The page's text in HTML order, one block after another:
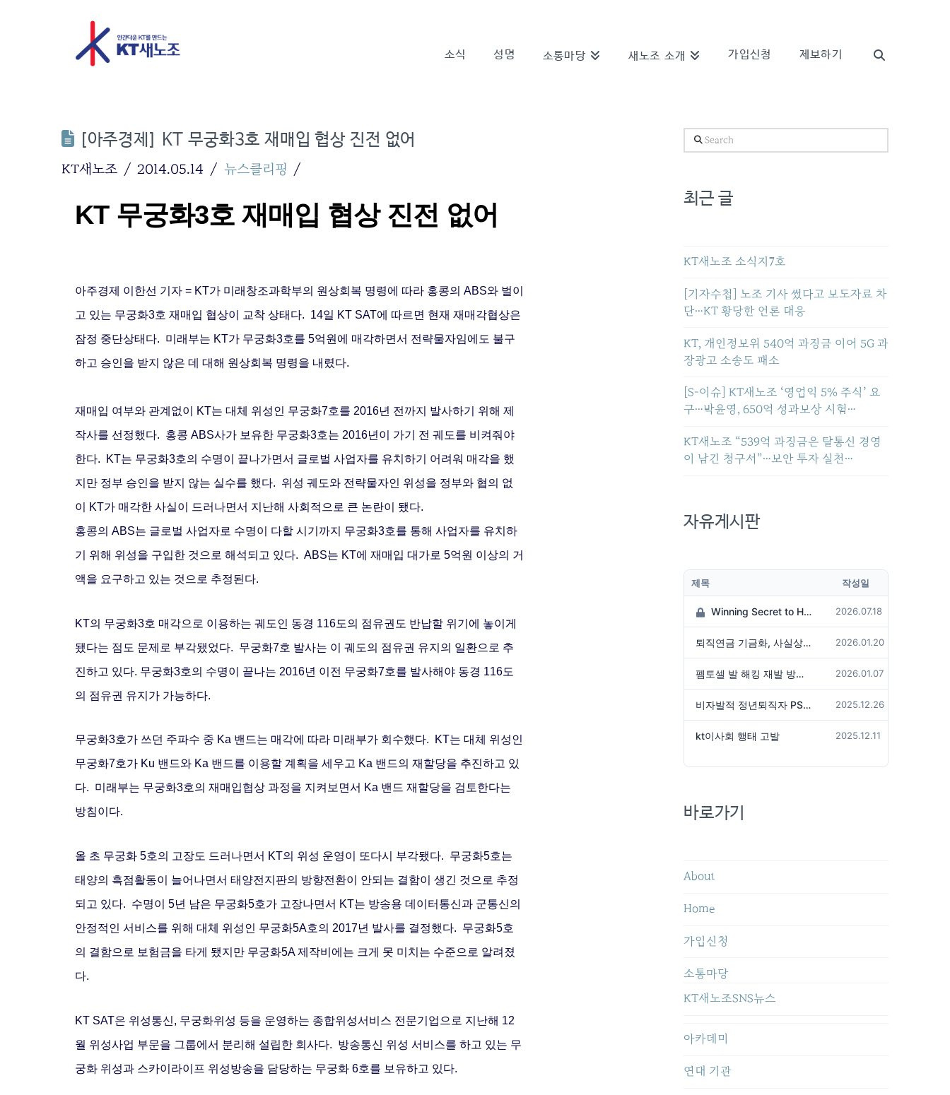
소식 성명 소통마당 새노조 소개 가입신청 제보하기
[아주경제] KT 무궁화3호 재매입 협상 진전 없어
KT새노조 2014.05.14 뉴스클리핑
KT 무궁화3호 재매입 협상 진전 없어
아주경제 이한선 기자 = KT가 미래창조과학부의 원상회복 명령에 따라 홍콩의 ABS와 벌이
고 있는 무궁화3호 재매입 협상이 교착 상태다. 14일 KT SAT에 따르면 현재 재매각협상은
잠정 중단상태다. 미래부는 KT가 무궁화3호를 5억원에 매각하면서 전략물자임에도 불구
하고 승인을 받지 않은 데 대해 원상회복 명령을 내렸다.
재매입 여부와 관계없이 KT는 대체 위성인 무궁화7호를 2016년 전까지 발사하기 위해 제
작사를 선정했다. 홍콩 ABS사가 보유한 무궁화3호는 2016년이 가기 전 궤도를 비켜줘야
한다.
KT는 무궁화3호의 수명이 끝나가면서 글로벌 사업자를 유치하기 어려워 매각을 했
지만 정부 승인을 받지 않는 실수를 했다. 위성 궤도와 전략물자인 위성을 정부와 협의 없
이 KT가 매각한 사실이 드러나면서 지난해 사회적으로 큰 논란이 됐다.
홍콩의 ABS는 글로벌 사업자로 수명이 다할 시기까지 무궁화3호를 통해 사업자를 유치하
기 위해 위성을 구입한 것으로 해석되고 있다. ABS는 KT에 재매입 대가로 5억원 이상의 거
액을 요구하고 있는 것으로 추정된다.
KT의 무궁화3호 매각으로 이용하는 궤도인 동경 116도의 점유권도 반납할 위기에 놓이게
됐다는 점도 문제로 부각됐었다. 무궁화7호 발사는 이 궤도의 점유권 유지의 일환으로 추
진하고 있다. 무궁화3호의 수명이 끝나는 2016년 이전 무궁화7호를 발사해야 동경 116도
의 점유권 유지가 가능하다.
무궁화3호가 쓰던 주파수 중 Ka 밴드는 매각에 따라 미래부가 회수했다.
KT는 대체 위성인
무궁화7호가 Ku 밴드와 Ka 밴드를 이용할 계획을 세우고 Ka 밴드의 재할당을 추진하고 있
다. 미래부는 무궁화3호의 재매입협상 과정을 지켜보면서 Ka 밴드 재할당을 검토한다는
방침이다.
올 초 무궁화 5호의 고장도 드러나면서 KT의 위성 운영이 또다시 부각됐다. 무궁화5호는
태양의 흑점활동이 늘어나면서 태양전지판의 방향전환이 안되는 결함이 생긴 것으로 추정
되고 있다. 수명이 5년 남은 무궁화5호가 고장나면서 KT는 방송용 데이터통신과 군통신의
안정적인 서비스를 위해 대체 위성인 무궁화5A호의 2017년 발사를 결정했다. 무궁화5호
의 결함으로 보험금을 타게 됐지만 무궁화5A 제작비에는 크게 못 미치는 수준으로 알려졌
다.
KT SAT은 위성통신, 무궁화위성 등을 운영하는 종합위성서비스 전문기업으로 지난해 12
월 위성사업 부문을 그룹에서 분리해 설립한 회사다. 방송통신 위성 서비스를 하고 있는 무
궁화 위성과 스카이라이프 위성방송을 담당하는 무궁화 6호를 보유하고 있다.
Search
최근 글
KT새노조 소식지7호
[기자수첩] 노조 기사 썼다고 보도자료 차
단…KT 황당한 언론 대응
KT, 개인정보위 540억 과징금 이어 5G 과
장광고 소송도 패소
[S-이슈] KT새노조 ‘영업익 5% 주식’ 요
구…박윤영, 650억 성과보상 시험…
KT새노조 “539억 과징금은 탈통신 경영
이 남긴 청구서”…보안 투자 실천…
자유게시판
제목 작성일
Winning Secret to Hit the Jackpot! 2026.07.18
퇴직연금 기금화, 사실상 국가가 관리하겠다는 것인가? 2026.01.20
펨토셀 발 해킹 재발 방지 위해서는 2026.01.07
비자발적 정년퇴직자 PS성과급 미지급은 임금체불 아닌가? 2025.12.26
kt이사회 행태 고발 2025.12.11
바로가기
About
Home
가입신청
소통마당
KT새노조SNS뉴스
아카데미
연대 기관